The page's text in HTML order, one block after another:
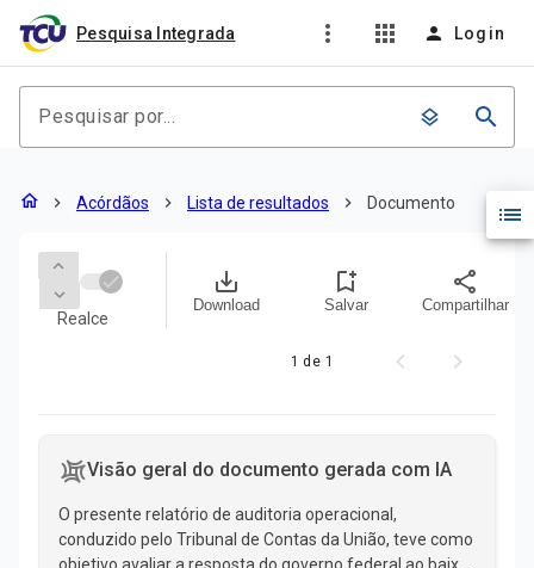
Pesquisa Integrada more_vert apps person Login
layers search
list
Documento
home chevron_right Acórdãos chevron_right Lista de resultados chevron_right Documento
keyboard_arrow_up
keyboard_arrow_down
Realce
save_alt
Download
bookmark_add
Salvar
share
Compartilhar
1 de 1
Visão geral do documento gerada com IA
O presente relatório de auditoria operacional,
conduzido pelo Tribunal de Contas da União, teve como